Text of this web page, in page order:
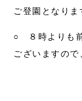
ご登園となりま
○ ８時よりも
ございますので